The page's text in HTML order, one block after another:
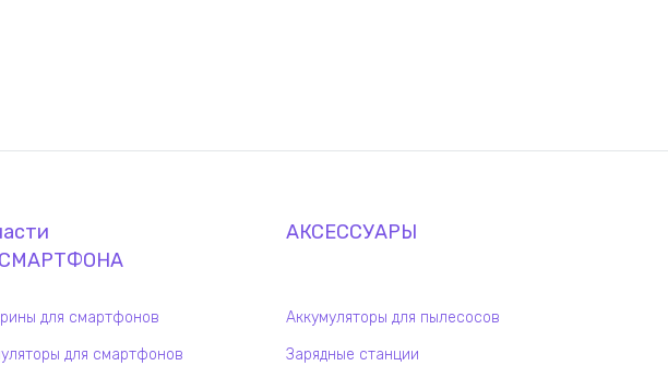
СМАРТФОНА
для смартфонов
для смартфонов
АКСЕССУАРЫ
Аккумуляторы для пылесосов
Зарядные станции